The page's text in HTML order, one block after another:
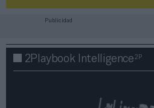
Publicidad
2Playbook Intelligence2P